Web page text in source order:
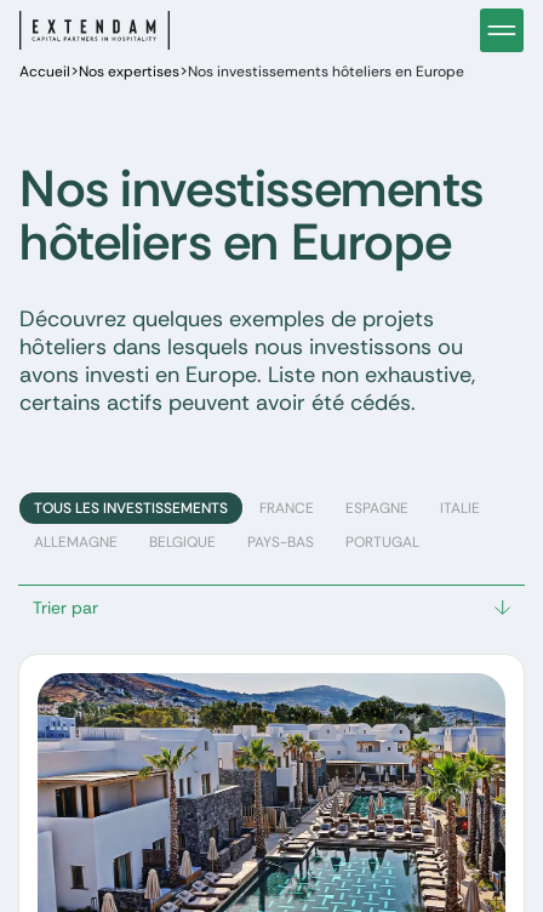
Notre stratégie d’investissements hôteliers Nos
Investir
Pourquoi investir dans l’hôtellerie ?
Vous êtes
Accueil>Nos expertises>Nos investissements hôteliers en Europe
Nos investissements
hôteliers en Europe
Découvrez quelques exemples de projets
hôteliers dans lesquels nous investissons ou
avons investi en Europe. Liste non exhaustive,
certains actifs peuvent avoir été cédés.
TOUS LES INVESTISSEMENTS FRANCE ESPAGNE
ITALIE
ALLEMAGNE
BELGIQUE PAYS-BAS PORTUGAL
Trier par